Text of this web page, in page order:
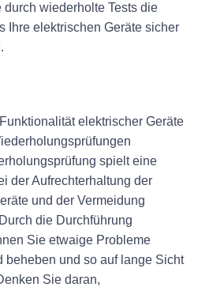
wiederholte Tests die
Ihre elektrischen Geräte sicher
elektrischer Geräte
spielt eine
der Aufrechterhaltung der
und der Vermeidung
die Durchführung
Sie etwaige Probleme
beheben und so auf lange Sicht
Sie daran,